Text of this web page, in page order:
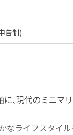
告制)
､現代のミニマ
なライフスタイ